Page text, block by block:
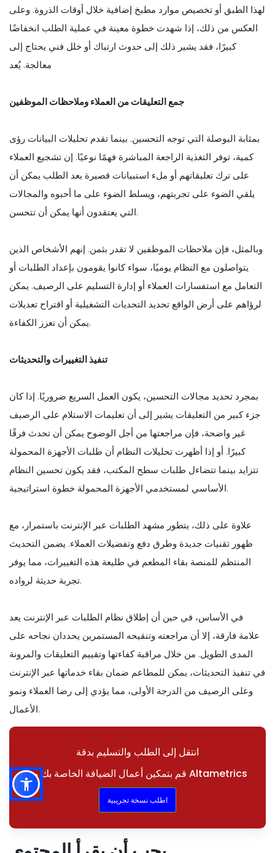
لهذا الطبق أو تخصيص موارد مطبخ إضافية خلال أوقات الذروة. وعلى
العكس من ذلك، إذا شهدت خطوة معينة في عملية الطلب انخفاضًا
كبيرًا، فقد يشير ذلك إلى حدوث ارتباك أو خلل فني يحتاج إلى
معالجة. يُعد
جمع التعليقات من العملاء وملاحظات الموظفين
بمثابة البوصلة التي توجه التحسين. بينما تقدم تحليلات البيانات رؤى
كمية، توفر التغذية الراجعة المباشرة فهمًا نوعيًا. إن تشجيع العملاء
على ترك تعليقاتهم أو ملء استبيانات قصيرة بعد الطلب يمكن أن
يلقي الضوء على تجربتهم، ويسلط الضوء على ما أحبوه والمجالات
التي يعتقدون أنها يمكن أن تتحسن.
وبالمثل، فإن ملاحظات الموظفين لا تقدر بثمن. إنهم الأشخاص الذين
يتواصلون مع النظام يوميًا، سواء كانوا يقومون بإعداد الطلبات أو
التعامل مع استفسارات العملاء أو إدارة التسليم على الرصيف. يمكن
لرؤاهم على أرض الواقع تحديد التحديات التشغيلية أو اقتراح تعديلات
يمكن أن تعزز الكفاءة.
تنفيذ التغييرات والتحديثات
بمجرد تحديد مجالات التحسين، يكون العمل السريع ضروريًا. إذا كان
جزء كبير من التعليقات يشير إلى أن تعليمات الاستلام على الرصيف
غير واضحة، فإن مراجعتها من أجل الوضوح يمكن أن تحدث فرقًا
كبيرًا. أو إذا أظهرت تحليلات النظام أن طلبات الأجهزة المحمولة
تتزايد بينما تتضاءل طلبات سطح المكتب، فقد يكون تحسين النظام
الأساسي لمستخدمي الأجهزة المحمولة خطوة استراتيجية.
علاوة على ذلك، يتطور مشهد الطلبات عبر الإنترنت باستمرار، مع
ظهور تقنيات جديدة وطرق دفع وتفضيلات العملاء. يضمن التحديث
المنتظم للمنصة بقاء المطعم في طليعة هذه التغييرات، مما يوفر
تجربة حديثة لرواده.
في الأساس، في حين أن إطلاق نظام الطلبات عبر الإنترنت يعد
علامة فارقة، إلا أن مراجعته وتنقيحه المستمرين يحددان نجاحه على
المدى الطويل. من خلال مراقبة كفاءتها وتقييم التعليقات والمرونة
في تنفيذ التحديثات، يمكن للمطاعم ضمان بقاء خدماتها عبر الإنترنت
وعلى الرصيف من الدرجة الأولى، مما يؤدي إلى رضا العملاء ونمو
الأعمال.
انتقل إلى الطلب والتسليم بدقة
قم بتمكين أعمال الضيافة الخاصة بك مع Altametrics
اطلب نسخة تجريبية